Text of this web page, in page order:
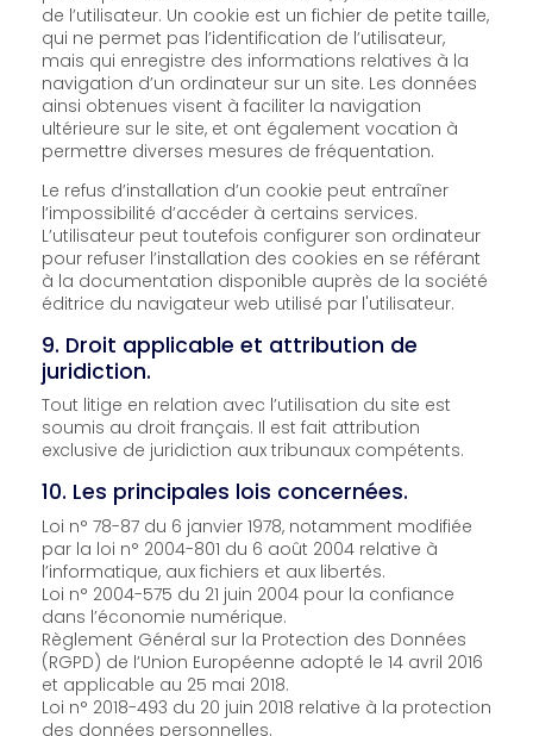
de l’utilisateur. Un cookie est un fichier de petite taille,
qui ne permet pas l’identification de l’utilisateur,
mais qui enregistre des informations relatives à la
navigation d’un ordinateur sur un site. Les données
ainsi obtenues visent à faciliter la navigation
ultérieure sur le site, et ont également vocation à
permettre diverses mesures de fréquentation.
Le refus d’installation d’un cookie peut entraîner
l’impossibilité d’accéder à certains services.
L’utilisateur peut toutefois configurer son ordinateur
pour refuser l’installation des cookies en se référant
à la documentation disponible auprès de la société
éditrice du navigateur web utilisé par l'utilisateur.
9. Droit applicable et attribution de
juridiction.
Tout litige en relation avec l’utilisation du site est
soumis au droit français. Il est fait attribution
exclusive de juridiction aux tribunaux compétents.
10. Les principales lois concernées.
Loi n° 78-87 du 6 janvier 1978, notamment modifiée
par la loi n° 2004-801 du 6 août 2004 relative à
l’informatique, aux fichiers et aux libertés.
Loi n° 2004-575 du 21 juin 2004 pour la confiance
dans l’économie numérique.
Règlement Général sur la Protection des Données
(RGPD) de l’Union Européenne adopté le 14 avril 2016
et applicable au 25 mai 2018.
Loi n° 2018-493 du 20 juin 2018 relative à la protection
des données personnelles.